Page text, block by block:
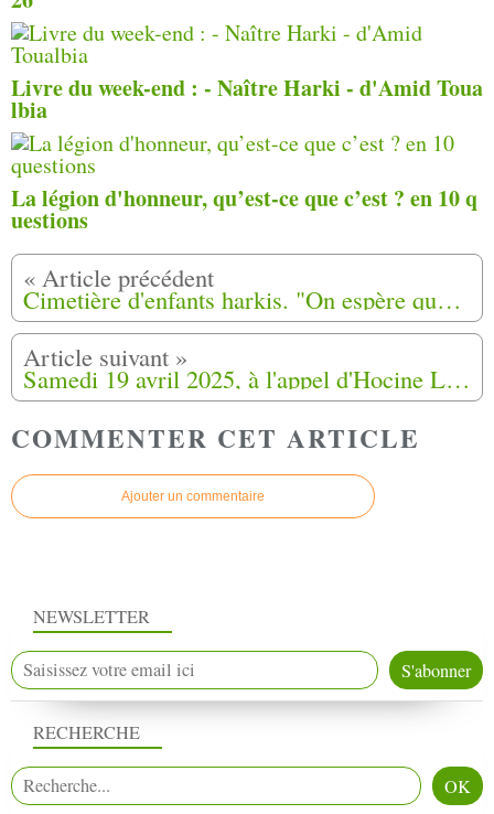
Livre du week-end : - Naître Harki - d'Amid Toua
lbia
La légion d'honneur, qu’est-ce que c’est ? en 10 q
uestions
Cimetière d'enfants harkis. "On espère que ce sont nos proches" : de nouveaux ossements découverts dans des caisses
Samedi 19 avril 2025, à l'appel d'Hocine Louanchi des harkis se sont rassemblés au camp de Saint-Maurice-L'Ardoise (30)
COMMENTER CET ARTICLE
Ajouter un commentaire
NEWSLETTER
RECHERCHE